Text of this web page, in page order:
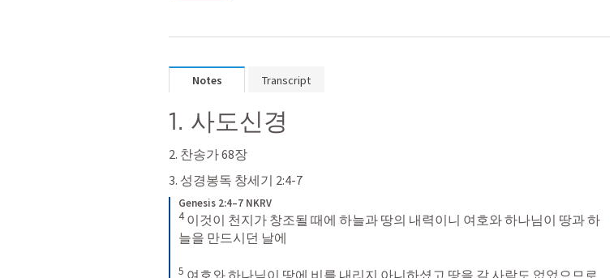
Notes Transcript
1. 사도신경
2. 찬송가 68장
3. 성경봉독 창세기 2:4-7
Genesis 2:4–7 NKRV
4 이것이 천지가 창조될 때에 하늘과 땅의 내력이니 여호와 하나님이 땅과 하
늘을 만드시던 날에
5